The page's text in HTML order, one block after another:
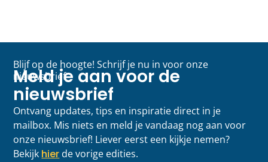
Blijf op de hoogte! Schrijf je nu in voor onze
nieuwsbrief
Meld je aan voor de
nieuwsbrief
Ontvang updates, tips en inspiratie direct in je
mailbox. Mis niets en meld je vandaag nog aan voor
onze nieuwsbrief! Liever eerst een kijkje nemen?
Bekijk hier de vorige edities.